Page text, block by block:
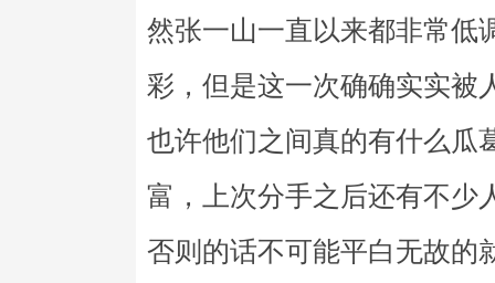
然张一山一直以来都非常低
彩，但是这一次确确实实被
也许他们之间真的有什么瓜
富，上次分手之后还有不少
否则的话不可能平白无故的